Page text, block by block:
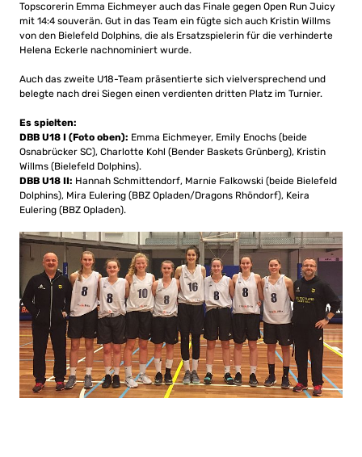
Topscorerin Emma Eichmeyer auch das Finale gegen Open Run Juicy
mit 14:4 souverän. Gut in das Team ein fügte sich auch Kristin Willms
von den Bielefeld Dolphins, die als Ersatzspielerin für die verhinderte
Helena Eckerle nachnominiert wurde.
Auch das zweite U18-Team präsentierte sich vielversprechend und
belegte nach drei Siegen einen verdienten dritten Platz im Turnier.
Es spielten:
DBB U18 I (Foto oben): Emma Eichmeyer, Emily Enochs (beide
Osnabrücker SC), Charlotte Kohl (Bender Baskets Grünberg), Kristin
Willms (Bielefeld Dolphins).
DBB U18 II: Hannah Schmittendorf, Marnie Falkowski (beide Bielefeld
Dolphins), Mira Eulering (BBZ Opladen/Dragons Rhöndorf), Keira
Eulering (BBZ Opladen).